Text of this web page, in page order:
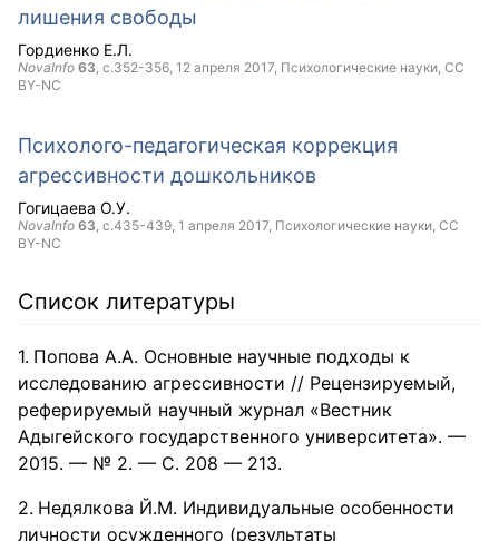
лишения свободы
Гордиенко Е.Л.
NovaInfo 63, с.352-356, 12 апреля 2017, Психологические науки, CC
BY-NC
Психолого-педагогическая коррекция
агрессивности дошкольников
Гогицаева О.У.
NovaInfo 63, с.435-439, 1 апреля 2017, Психологические науки, CC
BY-NC
Список литературы
Попова А.А. Основные научные подходы к
исследованию агрессивности // Рецензируемый,
реферируемый научный журнал «Вестник
Адыгейского государственного университета». —
2015. — № 2. — С. 208 — 213.
Недялкова Й.М. Индивидуальные особенности
личности осужденного (результаты